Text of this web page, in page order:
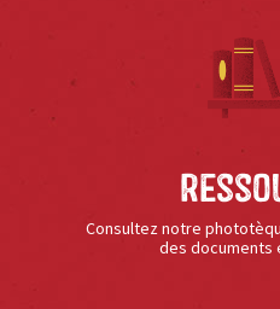
Consultez notre
des documents